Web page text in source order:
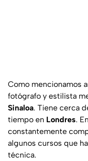
Como mencionamos
fotógrafo y estilista
Sinaloa. Tiene cerca
tiempo en Londres.
constantemente
algunos cursos que
técnica.